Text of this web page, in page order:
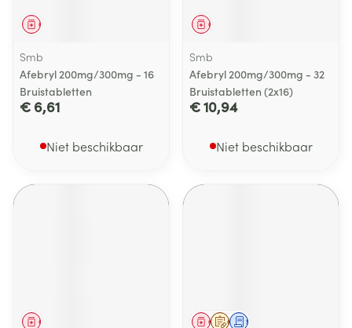
Geneesmiddel
Smb
Afebryl 200mg/300mg - 16
Bruistabletten
€ 6,61
Niet beschikbaar
Geneesmiddel
Smb
Afebryl 200mg/300mg - 32
Bruistabletten (2x16)
€ 10,94
Niet beschikbaar
Geneesmiddel Op voorschrift
GeneesmiddelSchriftelijke aanvraag